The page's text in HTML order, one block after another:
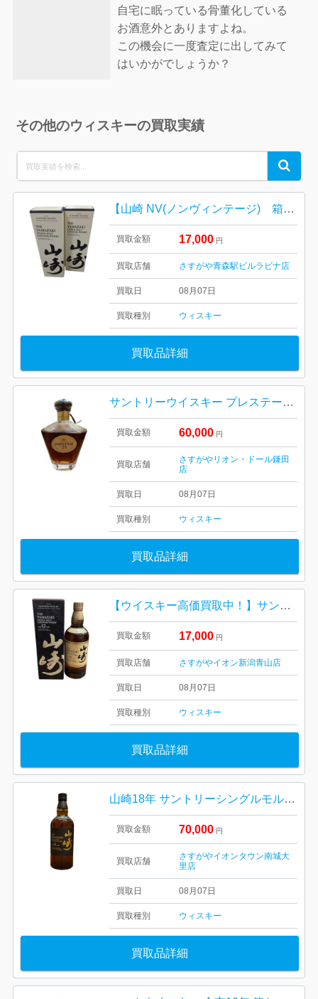
自宅に眠っている骨董化している
お酒意外とありますよね。
この機会に一度査定に出してみて
はいかがでしょうか？
その他のウィスキーの買取実績
for:
Search
【山崎 NV(ノンヴィンテージ) 箱有り完備/お酒・ジャパニーズウイスキー・40度・700ml・ホログラム付き】
買取金額 17,000 円
買取店舗 さすがや青森駅ビルラビナ店
買取日 08月07日
買取種別 ウィスキー
買取品詳細
サントリーウイスキー プレステージ 25年
買取金額 60,000 円
買取店舗
さすがやリオン・ドール鎌田
店
買取日 08月07日
買取種別 ウィスキー
買取品詳細
【ウイスキー高価買取中！】サントリー 山崎12年 箱あり
買取金額 17,000 円
買取店舗 さすがやイオン新潟青山店
買取日 08月07日
買取種別 ウィスキー
買取品詳細
山崎18年 サントリーシングルモルトウイスキー 箱なし
買取金額 70,000 円
買取店舗
さすがやイオンタウン南城大
里店
買取日 08月07日
買取種別 ウィスキー
買取品詳細